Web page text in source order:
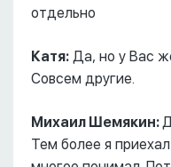
отдельно
Катя: Да, но у Вас
Совсем другие.
Михаил Шемякин:
Тем более я